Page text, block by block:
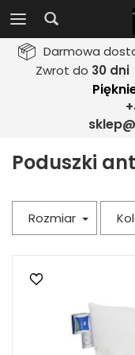
Darmowa
Zwrot do 30 dni
Poduszki
Rozmiar